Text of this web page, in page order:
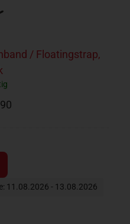
/ Floatingstrap,
11.08.2026 - 13.08.2026